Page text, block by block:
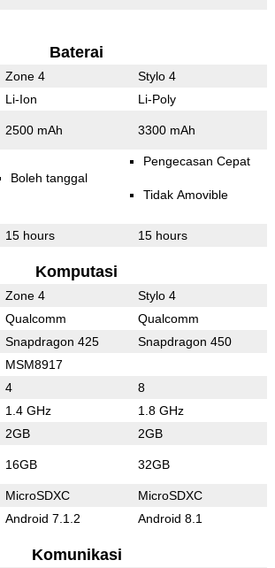
Baterai
Zone 4 Stylo 4
Li-Ion Li-Poly
2500 mAh 3300 mAh
Boleh tanggal
Pengecasan Cepat
Tidak Amovible
15 hours 15 hours
Komputasi
Zone 4 Stylo 4
Qualcomm Qualcomm
Snapdragon 425 Snapdragon 450
MSM8917
4 8
1.4 GHz 1.8 GHz
2GB 2GB
16GB 32GB
MicroSDXC MicroSDXC
Android 7.1.2 Android 8.1
Komunikasi